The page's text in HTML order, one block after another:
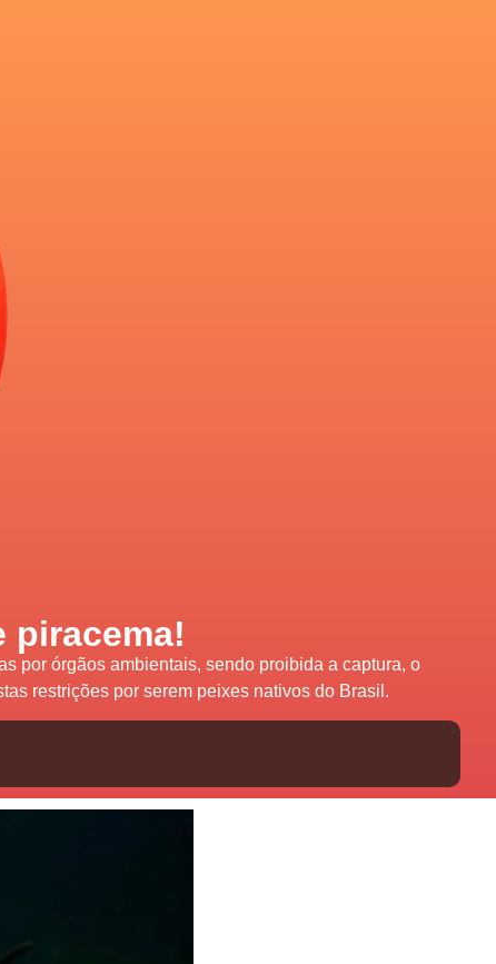
piracema!
por órgãos ambientais, sendo proibida a captura, o
restrições por serem peixes nativos do Brasil.